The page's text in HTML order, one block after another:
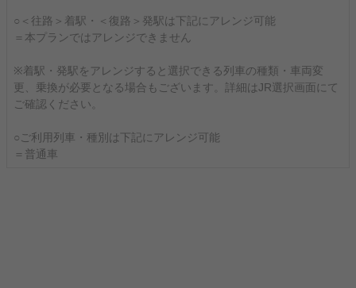
○＜往路＞着駅・＜復路＞発駅は下記にアレンジ可能
＝本プランではアレンジできません
※着駅・発駅をアレンジすると選択できる列車の種類・車両変
更、乗換が必要となる場合もございます。詳細はJR選択画面にて
ご確認ください。
○ご利用列車・種別は下記にアレンジ可能
＝普通車